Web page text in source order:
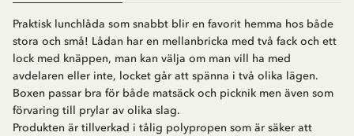
Praktisk lunchlåda som snabbt blir en favorit hemma hos både
stora och små! Lådan har en mellanbricka med två fack och ett
lock med knäppen, man kan välja om man vill ha med
avdelaren eller inte, locket går att spänna i två olika lägen.
Boxen passar bra för både matsäck och picknik men även som
förvaring till prylar av olika slag.
Produkten är tillverkad i tålig polypropen som är säker att